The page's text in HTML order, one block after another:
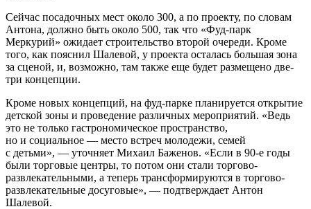
Сейчас посадочных мест около 300, а по проекту, по словам
Антона, должно быть около 500, так что «Фуд-парк
Меркурий» ожидает строительство второй очереди. Кроме
того, как пояснил Шалевой, у проекта осталась большая зона
за сценой, и, возможно, там также еще будет размещено две-
три концепции.
Кроме новых концепций, на фуд-парке планируется открытие
детской зоны и проведение различных мероприятий. «Ведь
это не только гастрономическое пространство,
но и социальное — место встреч молодежи, семей
с детьми», — уточняет Михаил Баженов. «Если в 90-е годы
были торговые центры, то потом они стали торгово-
развлекательными, а теперь трансформируются в торгово-
развлекательные досуговые», — подтверждает Антон
Шалевой.